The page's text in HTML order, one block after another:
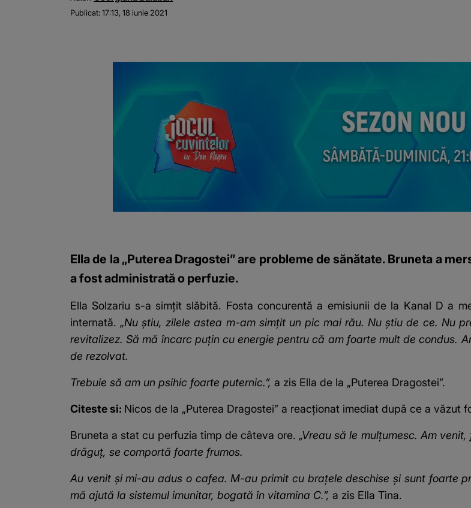
Publicat:17:13, 18 iunie 2021
Ella de la „Puterea Dragostei” are probleme de sănătate. Bruneta a
a fost administrată o perfuzie.
Ella Solzariu s-a simțit slăbită. Fosta concurentă a emisiunii de la Kanal D a
internată.„Nu știu, zilele astea m-am simțit un pic mai rău. Nu știu de ce. Nu
revitalizez. Să mă încarc puțin cu energie pentru că am foarte mult de condus.
de rezolvat.
Trebuie să am un psihic foarte puternic.”, a zis Ella de la „Puterea Dragostei”.
Citeste si: Nicos de la „Puterea Dragostei” a reacționat imediat după ce a văzut
Bruneta a stat cu perfuzia timp de câteva ore.„Vreau să le mulțumesc. Am
drăguț, se comportă foarte frumos.
Au venit și mi-au adus o cafea. M-au primit cu brațele deschise și sunt foarte
mă ajută la sistemul imunitar, bogată în vitamina C.”, a zis Ella Tina.